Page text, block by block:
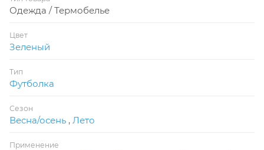
Одежда / Термобелье
Цвет
Зеленый
Тип
Футболка
Сезон
Весна/осень , Лето
Применение